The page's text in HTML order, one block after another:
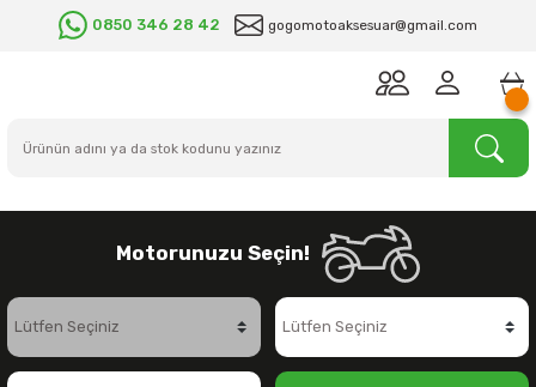
0850 346 28 42 gogomotoaksesuar@gmail.com
Motorunuzu Seçin!